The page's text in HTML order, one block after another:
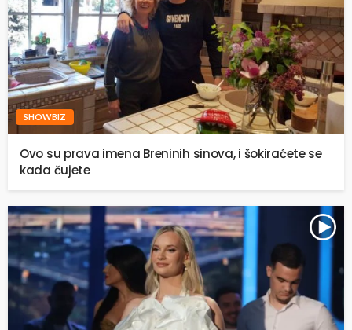
SHOWBIZ
Ovo su prava imena Breninih sinova, i šokiraćete se
kada čujete